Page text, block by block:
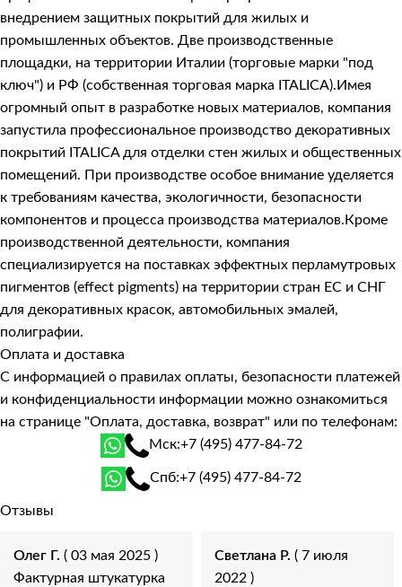
внедрением защитных покрытий для жилых и
промышленных объектов. Две производственные
площадки, на территории Италии (торговые марки "под
ключ") и РФ (собственная торговая марка ITALICA).Имея
огромный опыт в разработке новых материалов, компания
запустила профессиональное производство декоративных
покрытий ITALICA для отделки стен жилых и общественных
помещений. При производстве особое внимание уделяется
к требованиям качества, экологичности, безопасности
компонентов и процесса производства материалов.Кроме
производственной деятельности, компания
специализируется на поставках эффектных перламутровых
пигментов (effect pigments) на территории стран ЕС и СНГ
для декоративных красок, автомобильных эмалей,
полиграфии.
Оплата и доставка
С информацией о правилах оплаты, безопасности платежей
и конфиденциальности информации можно ознакомиться
на странице "Оплата, доставка, возврат" или по телефонам:
Мск:+7 (495) 477-84-72
Спб:+7 (495) 477-84-72
Отзывы
Олег Г. ( 03 мая 2025 )
Фактурная штукатурка
Светлана Р. ( 7 июля
2022 )